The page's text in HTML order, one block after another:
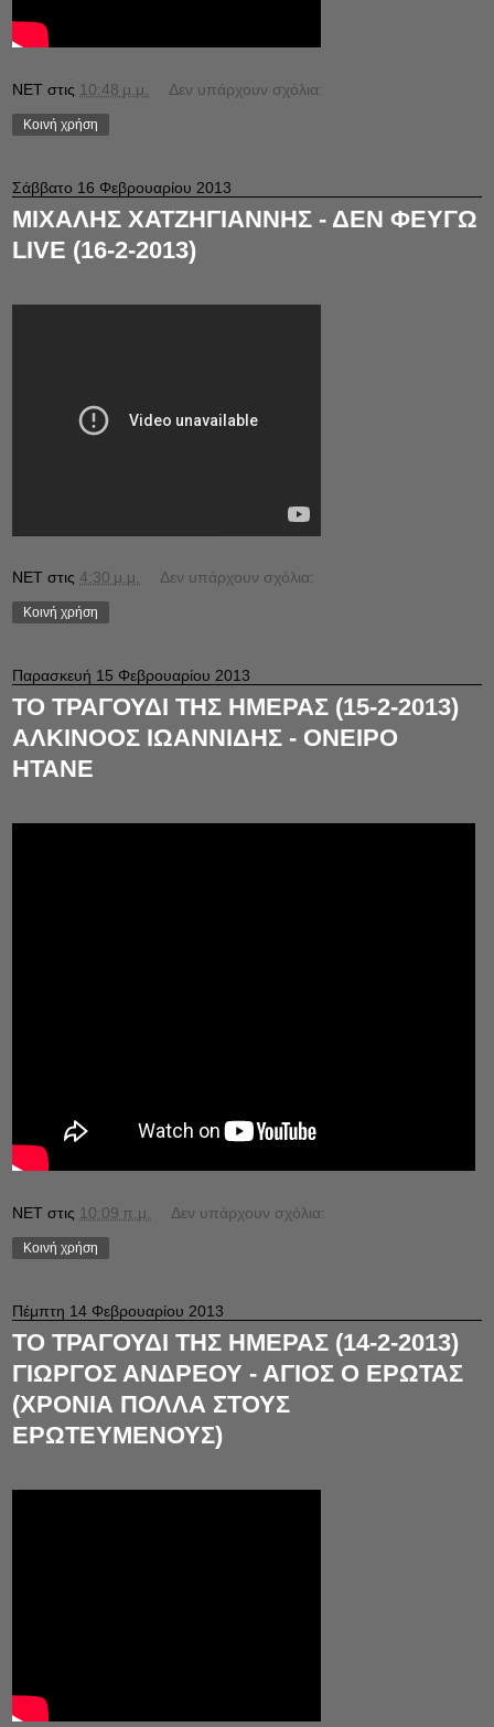
NET στις 10:48 μ.μ. Δεν υπάρχουν σχόλια:
Κοινή χρήση
Σάββατο 16 Φεβρουαρίου 2013
ΜΙΧΑΛΗΣ ΧΑΤΖΗΓΙΑΝΝΗΣ - ΔΕΝ ΦΕΥΓΩ
LIVE (16-2-2013)
NET στις 4:30 μ.μ. Δεν υπάρχουν σχόλια:
Κοινή χρήση
Παρασκευή 15 Φεβρουαρίου 2013
ΤΟ ΤΡΑΓΟΥΔΙ ΤΗΣ ΗΜΕΡΑΣ (15-2-2013)
ΑΛΚΙΝΟΟΣ ΙΩΑΝΝΙΔΗΣ - ΟΝΕΙΡΟ
ΗΤΑΝΕ
NET στις 10:09 π.μ. Δεν υπάρχουν σχόλια:
Κοινή χρήση
Πέμπτη 14 Φεβρουαρίου 2013
ΤΟ ΤΡΑΓΟΥΔΙ ΤΗΣ ΗΜΕΡΑΣ (14-2-2013)
ΓΙΩΡΓΟΣ ΑΝΔΡΕΟΥ - ΑΓΙΟΣ Ο ΕΡΩΤΑΣ
(ΧΡΟΝΙΑ ΠΟΛΛΑ ΣΤΟΥΣ
ΕΡΩΤΕΥΜΕΝΟΥΣ)